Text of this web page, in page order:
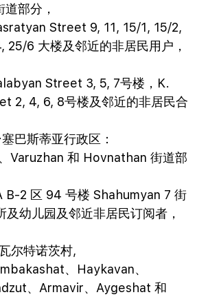
部分，
Street 9, 11, 15/1, 15/2,
25/6 大楼及邻近的非居民用户，
Street 3, 5, 7号楼，K.
2, 4, 6, 8号楼及邻近的非居民合
巴斯蒂亚行政区：
Varuzhan 和 Hovnathan 街道部
B-2 区 94 号楼 Shahumyan 7 街
及幼儿园及邻近非居民订阅者，
尔特诺茨村,
、Haykavan、
、Armavir、Aygeshat 和